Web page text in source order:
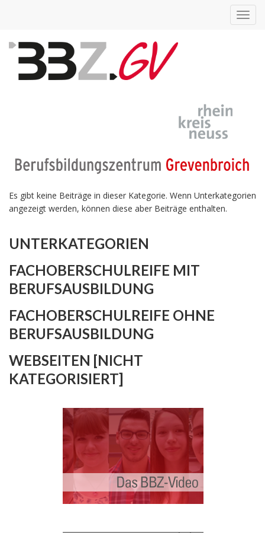
Es gibt keine Beiträge in dieser Kategorie. Wenn Unterkategorien
angezeigt werden, können diese aber Beiträge enthalten.
UNTERKATEGORIEN
FACHOBERSCHULREIFE MIT
BERUFSAUSBILDUNG
FACHOBERSCHULREIFE OHNE
BERUFSAUSBILDUNG
WEBSEITEN [NICHT
KATEGORISIERT]